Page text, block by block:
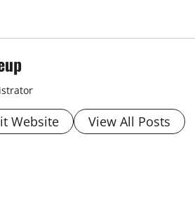
Website View All Posts